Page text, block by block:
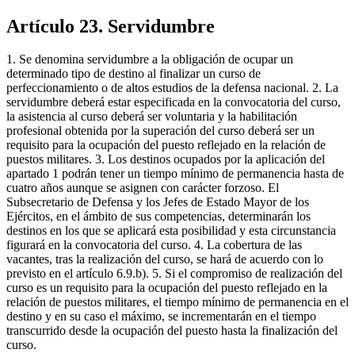
Artículo 23. Servidumbre
1. Se denomina servidumbre a la obligación de ocupar un
determinado tipo de destino al finalizar un curso de
perfeccionamiento o de altos estudios de la defensa nacional. 2. La
servidumbre deberá estar especificada en la convocatoria del curso,
la asistencia al curso deberá ser voluntaria y la habilitación
profesional obtenida por la superación del curso deberá ser un
requisito para la ocupación del puesto reflejado en la relación de
puestos militares. 3. Los destinos ocupados por la aplicación del
apartado 1 podrán tener un tiempo mínimo de permanencia hasta de
cuatro años aunque se asignen con carácter forzoso. El
Subsecretario de Defensa y los Jefes de Estado Mayor de los
Ejércitos, en el ámbito de sus competencias, determinarán los
destinos en los que se aplicará esta posibilidad y esta circunstancia
figurará en la convocatoria del curso. 4. La cobertura de las
vacantes, tras la realización del curso, se hará de acuerdo con lo
previsto en el artículo 6.9.b). 5. Si el compromiso de realización del
curso es un requisito para la ocupación del puesto reflejado en la
relación de puestos militares, el tiempo mínimo de permanencia en el
destino y en su caso el máximo, se incrementarán en el tiempo
transcurrido desde la ocupación del puesto hasta la finalización del
curso.